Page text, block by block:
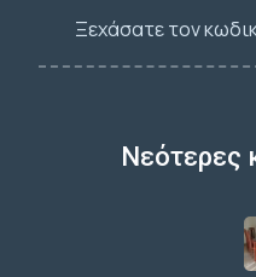
Ξεχάσατε τον
Νεότερες